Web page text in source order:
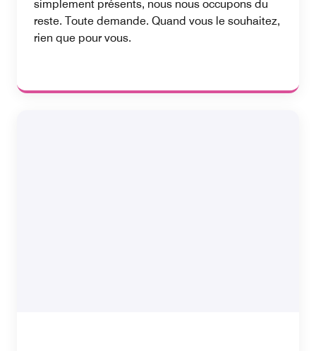
simplement présents, nous nous occupons du
reste. Toute demande. Quand vous le souhaitez,
rien que pour vous.